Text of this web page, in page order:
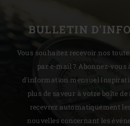
BULLETIN
Vous souhaitez recevoir nos
par e-mail ? Abonnez-vous
d'information mensuel
plus de saveur à votre boîte de
recevrez automatiquement
nouvelles concernant les